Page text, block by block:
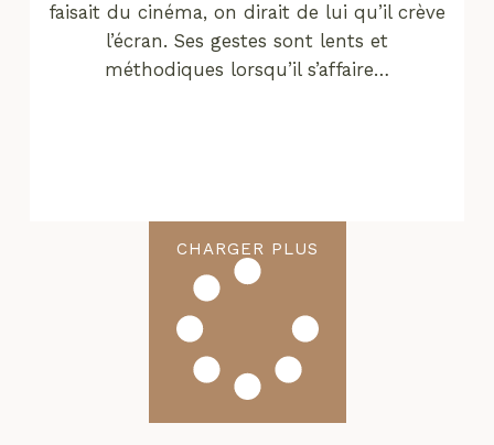
faisait du cinéma, on dirait de lui qu’il crève
l’écran. Ses gestes sont lents et
méthodiques lorsqu’il s’affaire…
CHARGER PLUS